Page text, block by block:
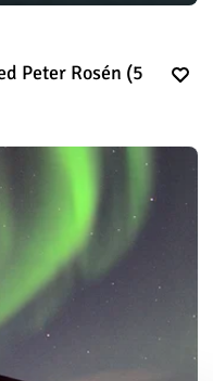
Peter Rosén (5